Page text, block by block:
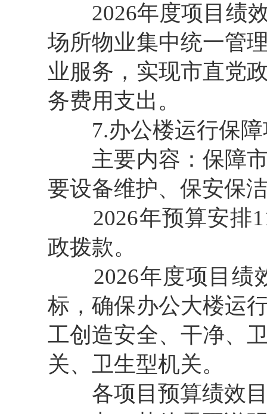
2026年度项目绩效
场所物业集中统一管
业服务，实现市直党
务费用支出。
7.办公楼运行保障
主要内容：保障市
要设备维护、保安保
2026年预算安排
政拨款。
2026年度项目绩
标，确保办公大楼运
工创造安全、干净、
关、卫生型机关。
各项目预算绩效目